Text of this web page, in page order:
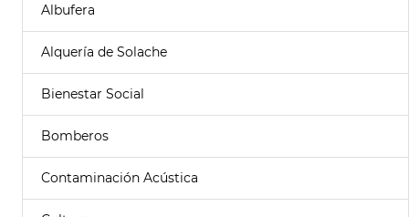
Albufera
Alquería de Solache
Bienestar Social
Bomberos
Contaminación Acústica